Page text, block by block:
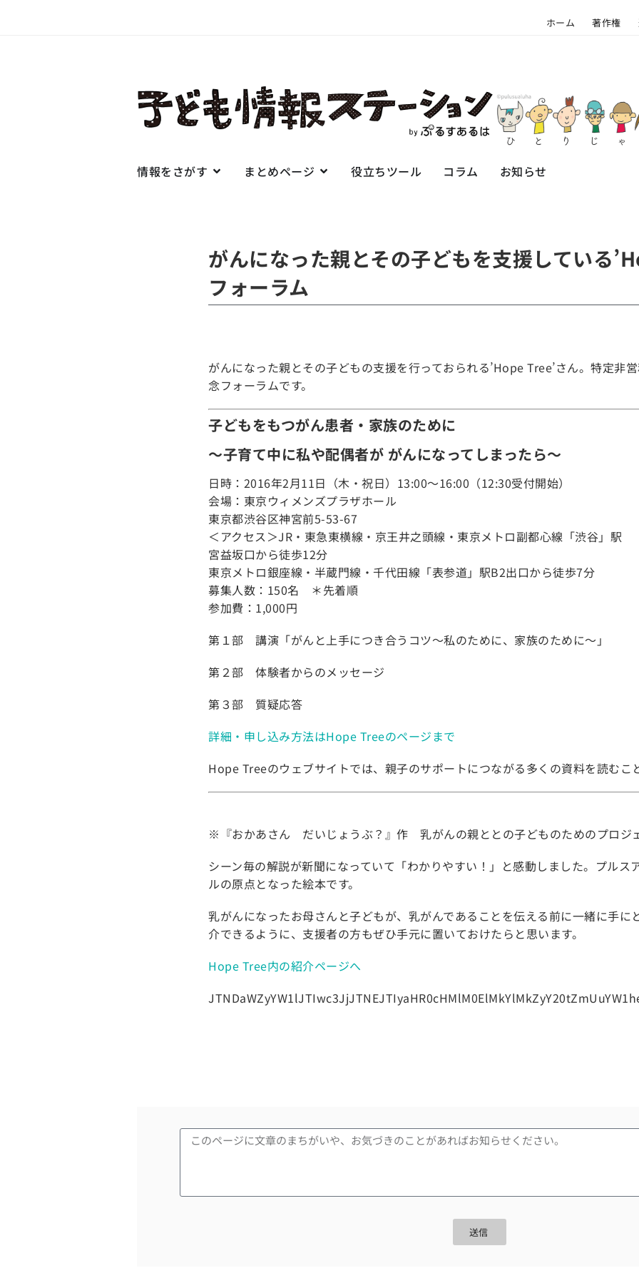
ホーム 著作権
情報をさがす まとめページ 役立ちツール コラム お知らせ
がんになった親とその子どもを支援している
フォーラム
がんになった親とその子どもの支援を行っておられる’Hope Tree’さん。特定非
念フォーラムです。
子どもをもつがん患者・家族のために
～子育て中に私や配偶者が がんになってしまったら～
日時：2016年2月11日（木・祝日）13:00～16:00（12:30受付開始）
会場：東京ウィメンズプラザホール
東京都渋谷区神宮前5-53-67
＜アクセス＞JR・東急東横線・京王井之頭線・東京メトロ副都心線「渋谷」駅
宮益坂口から徒歩12分
東京メトロ銀座線・半蔵門線・千代田線「表参道」駅B2出口から徒歩7分
募集人数：150名 ＊先着順
参加費：1,000円
第１部 講演「がんと上手につき合うコツ～私のために、家族のために～」
第２部 体験者からのメッセージ
第３部 質疑応答
詳細・申し込み方法はHope Treeのページまで
Hope Treeのウェブサイトでは、親子のサポートにつながる多くの資料を読むこ
※『おかあさん だいじょうぶ？』作 乳がんの親ととの子どものためのプロジ
シーン毎の解説が新聞になっていて「わかりやすい！」と感動しました。プルス
ルの原点となった絵本です。
乳がんになったお母さんと子どもが、乳がんであることを伝える前に一緒に手に
介できるように、支援者の方もぜひ手元に置いておけたらと思います。
Hope Tree内の紹介ページへ
送信